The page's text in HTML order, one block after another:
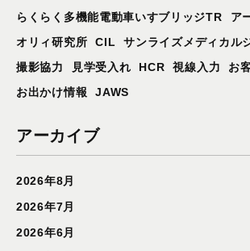
らくらく多機能電動車いすブリッジTR
ア
オリィ研究所
CIL
サンライズメディカル
撮影協力
見学受入れ HCR 視線入力
お
お出かけ情報
JAWS
アーカイブ
2026年8月
2026年7月
2026年6月